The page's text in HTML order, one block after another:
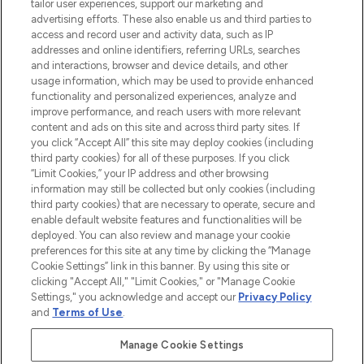
renommierten Marken. Shoppe online
oder über die App mit kostenloser
Lieferung ab einem Einkaufswert von 30€.
Cookie-Einwilligung
Do Not Sell or Share My Personal
Information
HILFE & INFORMATION
IMPRESSUM
ÜBER LOOKFANTASTIC
Pay Securely With
tailor user experiences, support our marketing and
advertising efforts. These also enable us and third parties to
access and record user and activity data, such as IP
addresses and online identifiers, referring URLs, searches
and interactions, browser and device details, and other
usage information, which may be used to provide enhanced
functionality and personalized experiences, analyze and
improve performance, and reach users with more relevant
content and ads on this site and across third party sites. If
you click “Accept All” this site may deploy cookies (including
third party cookies) for all of these purposes. If you click
“Limit Cookies,” your IP address and other browsing
information may still be collected but only cookies (including
third party cookies) that are necessary to operate, secure and
enable default website features and functionalities will be
deployed. You can also review and manage your cookie
preferences for this site at any time by clicking the “Manage
Cookie Settings” link in this banner. By using this site or
clicking "Accept All," "Limit Cookies," or "Manage Cookie
Settings," you acknowledge and accept our Privacy Policy
and Terms of Use.
Manage Cookie Settings